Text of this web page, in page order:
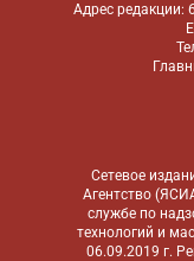
Адрес редакции:
Сетевое
Агентство
службе по
технологий и
06.09.2019 г.